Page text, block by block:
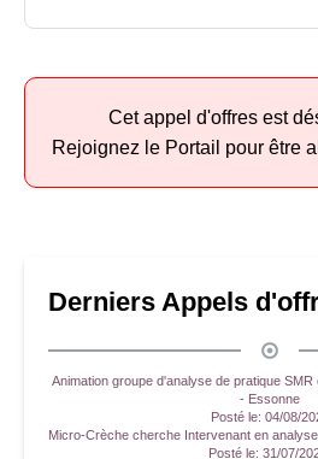
Cet appel d'offres est
Rejoignez le Portail pour être
Derniers Appels
Animation groupe d'analyse de pratique
- Essonne
Posté le: 04/08/
Micro-Crèche cherche Intervenant en
Posté le: 31/07/